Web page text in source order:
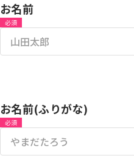
お名前
必須
お名前(ふりがな)
必須